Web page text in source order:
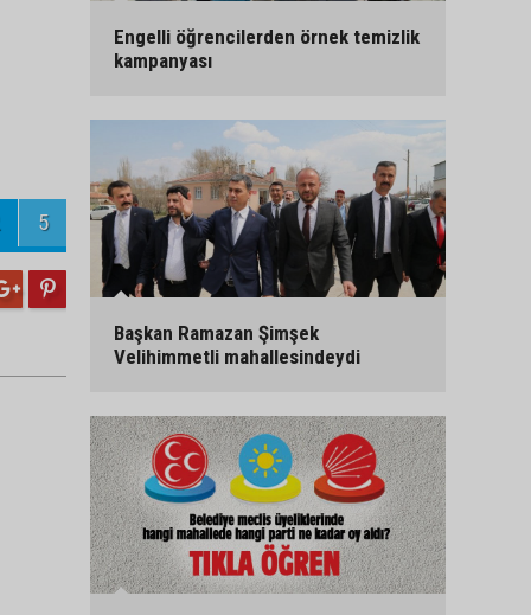
5
Engelli öğrencilerden örnek temizlik
kampanyası
Başkan Ramazan Şimşek
Velihimmetli mahallesindeydi